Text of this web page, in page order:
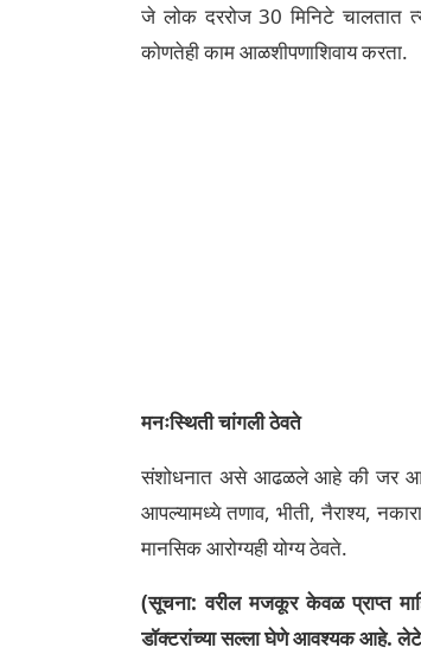
जे लोक दररोज 30 मिनिटे चालतात
कोणतेही काम आळशीपणाशिवाय करता.
मनःस्थिती चांगली ठेवते
संशोधनात असे आढळले आहे की जर
आपल्यामध्ये तणाव, भीती, नैराश्य,
मानसिक आरोग्यही योग्य ठेवते.
(सूचना: वरील मजकूर केवळ प्राप्त
डॉक्टरांच्या सल्ला घेणे आवश्यक आहे.